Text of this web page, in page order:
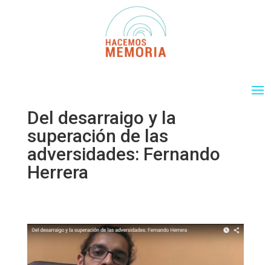
Del desarraigo y la
superación de las
adversidades: Fernando
Herrera